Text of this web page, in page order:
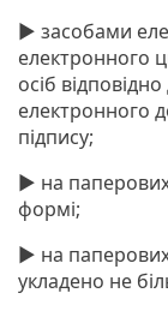
► засобами
електронного
осіб
електронного
підпису;
► на паперових
формі;
► на
укладено не